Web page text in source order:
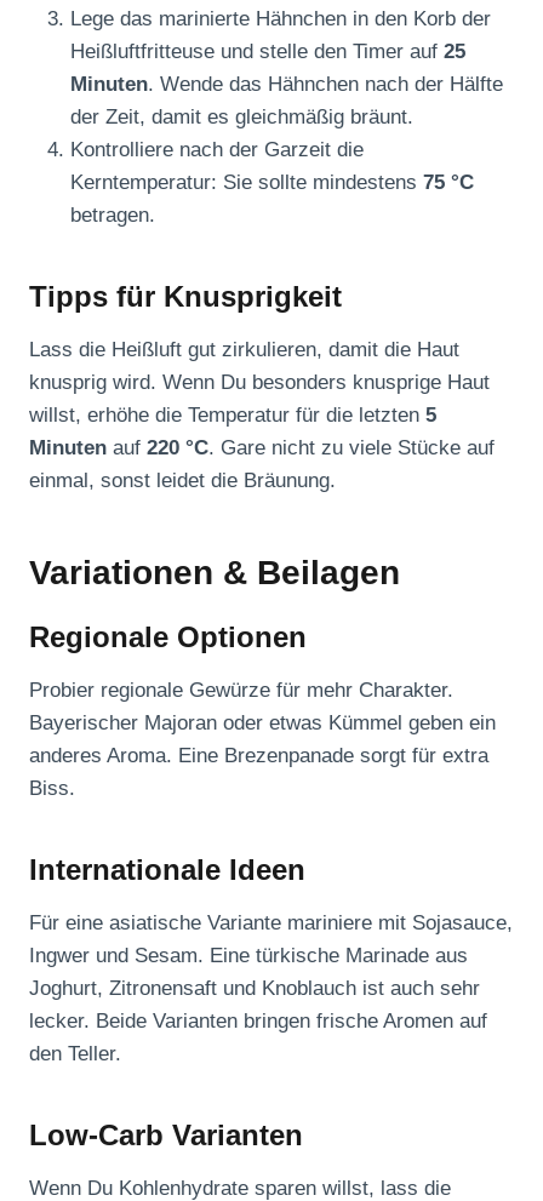
Lege das marinierte Hähnchen in den Korb der
Heißluftfritteuse und stelle den Timer auf 25
Minuten. Wende das Hähnchen nach der Hälfte
der Zeit, damit es gleichmäßig bräunt.
Kontrolliere nach der Garzeit die
Kerntemperatur: Sie sollte mindestens 75 °C
betragen.
Tipps für Knusprigkeit
Lass die Heißluft gut zirkulieren, damit die Haut
knusprig wird. Wenn Du besonders knusprige Haut
willst, erhöhe die Temperatur für die letzten 5
Minuten auf 220 °C. Gare nicht zu viele Stücke auf
einmal, sonst leidet die Bräunung.
Variationen & Beilagen
Regionale Optionen
Probier regionale Gewürze für mehr Charakter.
Bayerischer Majoran oder etwas Kümmel geben ein
anderes Aroma. Eine Brezenpanade sorgt für extra
Biss.
Internationale Ideen
Für eine asiatische Variante mariniere mit Sojasauce,
Ingwer und Sesam. Eine türkische Marinade aus
Joghurt, Zitronensaft und Knoblauch ist auch sehr
lecker. Beide Varianten bringen frische Aromen auf
den Teller.
Low-Carb Varianten
Wenn Du Kohlenhydrate sparen willst, lass die